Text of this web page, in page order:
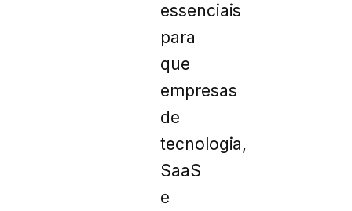
essenciais
para
que
empresas
de
tecnologia,
SaaS
e